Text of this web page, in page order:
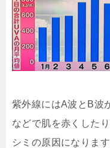
紫外線にはA波とB波
などで肌を赤くした
シミの原因になります